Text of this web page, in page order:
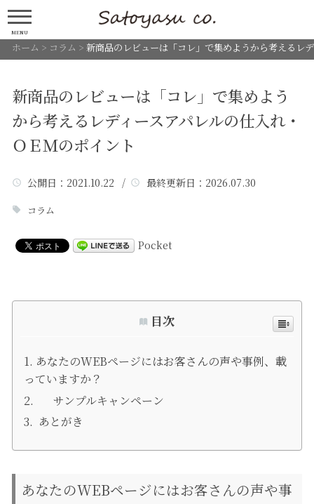
MENU
ホーム > コラム > 新商品のレビューは「コレ」で集めようから考えるレ
新商品のレビューは「コレ」で集めよう
から考えるレディースアパレルの仕入れ・
ＯＥＭのポイント
公開日 ：2021.10.22 / 最終更新日 ：2026.07.30
コラム
Pocket
目次
あなたのWEBページにはお客さんの声や事例、載
っていますか？
サンプルキャンペーン
あとがき
あなたのWEBページにはお客さんの声や事